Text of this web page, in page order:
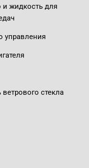
и жидкость для
управления
стекла